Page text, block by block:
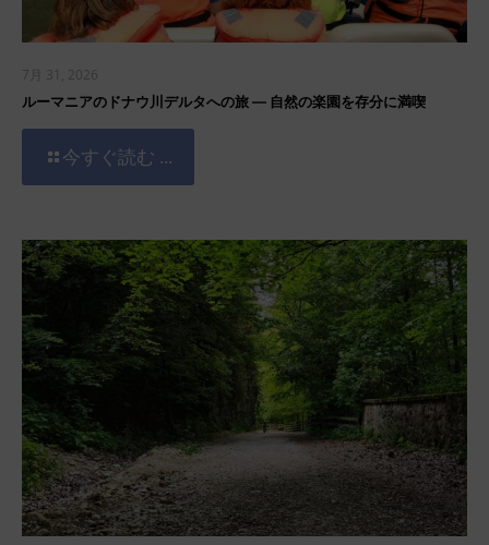
7月 31, 2026
ルーマニアのドナウ川デルタへの旅 ― 自然の楽園を存分に満喫
今すぐ読む ...